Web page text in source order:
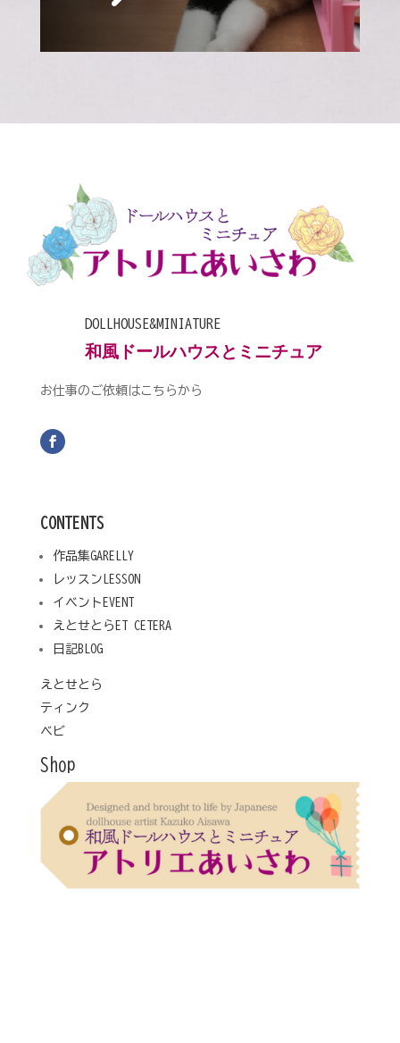
DOLLHOUSE&MINIATURE
和風ドールハウスとミニチュア
お仕事のご依頼はこちらから
CONTENTS
作品集GARELLY
レッスン LESSON
イベント EVENT
えとせとら ET CETERA
日記 BLOG
えとせとら
ティンク
ベビ
Shop